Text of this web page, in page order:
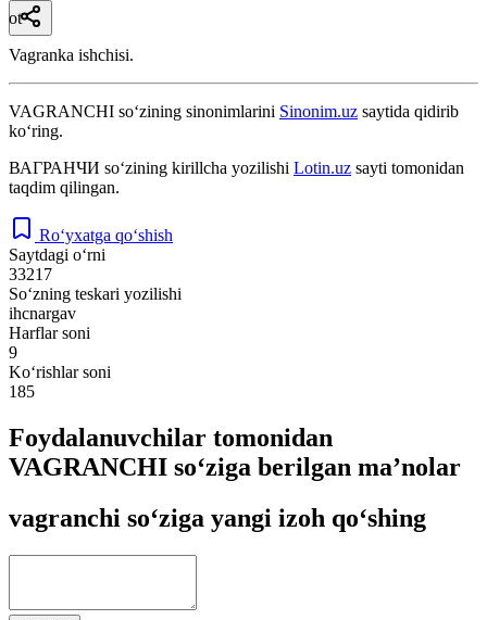
ot
Vagranka ishchisi.
VAGRANCHI so‘zining sinonimlarini Sinonim.uz saytida qidirib
ko‘ring.
ВАГРАНЧИ so‘zining kirillcha yozilishi Lotin.uz sayti tomonidan
taqdim qilingan.
Ro‘yxatga qo‘shish
Saytdagi o‘rni
33217
So‘zning teskari yozilishi
ihcnargav
Harflar soni
9
Ko‘rishlar soni
185
Foydalanuvchilar tomonidan
VAGRANCHI so‘ziga berilgan ma’nolar
vagranchi so‘ziga yangi izoh qo‘shing